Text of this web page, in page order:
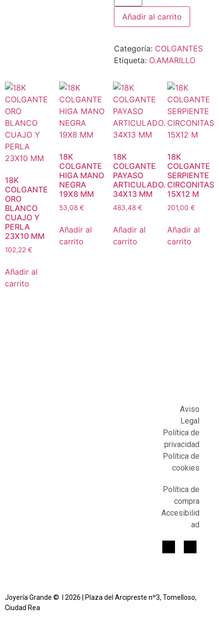
Añadir al carrito
Categoría: COLGANTES
Etiqueta: O.AMARILLO
18K
COLGANTE
ORO
BLANCO
CUAJO Y
PERLA
23X10 MM
102,22 €
Añadir al
carrito
18K
COLGANTE
HIGA MANO
NEGRA
19X8 MM
53,08 €
Añadir al
carrito
18K
COLGANTE
PAYASO
ARTICULADO.
34X13 MM
483,48€
Añadir al
carrito
18K
COLGANTE
SERPIENTE
CIRCONITAS
15X12 M
201,00 €
Añadir al
carrito
Aviso
Legal
Política de
privacidad
Política de
cookies
Política de
compra
Accesibilid
ad
Joyería Grande © l 2026 | Plaza del Arcipreste nº3, Tomelloso,
Ciudad Rea